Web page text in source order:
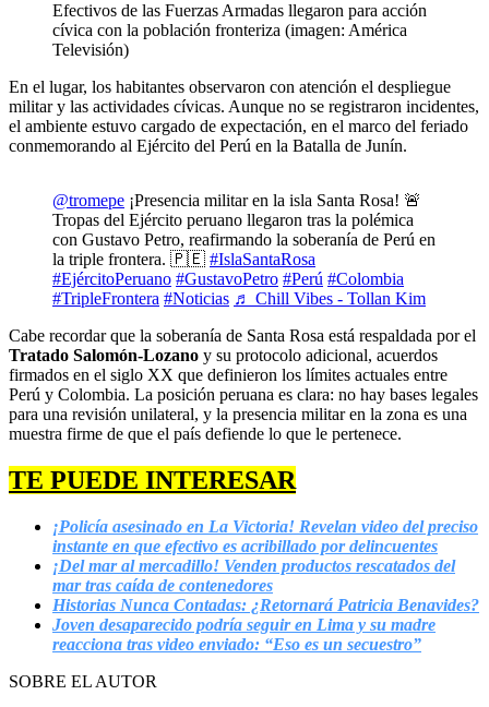
Efectivos de las Fuerzas Armadas llegaron para acción
cívica con la población fronteriza (imagen: América
Televisión)
En el lugar, los habitantes observaron con atención el despliegue
militar y las actividades cívicas. Aunque no se registraron incidentes,
el ambiente estuvo cargado de expectación, en el marco del feriado
conmemorando al Ejército del Perú en la Batalla de Junín.
@tromepe ¡Presencia militar en la isla Santa Rosa! 🚨
Tropas del Ejército peruano llegaron tras la polémica
con Gustavo Petro, reafirmando la soberanía de Perú en
la triple frontera. 🇵🇪 #IslaSantaRosa
#EjércitoPeruano #GustavoPetro #Perú #Colombia
#TripleFrontera #Noticias ♬ Chill Vibes - Tollan Kim
Cabe recordar que la soberanía de Santa Rosa está respaldada por el
Tratado Salomón-Lozano y su protocolo adicional, acuerdos
firmados en el siglo XX que definieron los límites actuales entre
Perú y Colombia. La posición peruana es clara: no hay bases legales
para una revisión unilateral, y la presencia militar en la zona es una
muestra firme de que el país defiende lo que le pertenece.
TE PUEDE INTERESAR
¡Policía asesinado en La Victoria! Revelan video del preciso
instante en que efectivo es acribillado por delincuentes
¡Del mar al mercadillo! Venden productos rescatados del
mar tras caída de contenedores
Historias Nunca Contadas: ¿Retornará Patricia Benavides?
Joven desaparecido podría seguir en Lima y su madre
reacciona tras video enviado: “Eso es un secuestro”
SOBRE EL AUTOR